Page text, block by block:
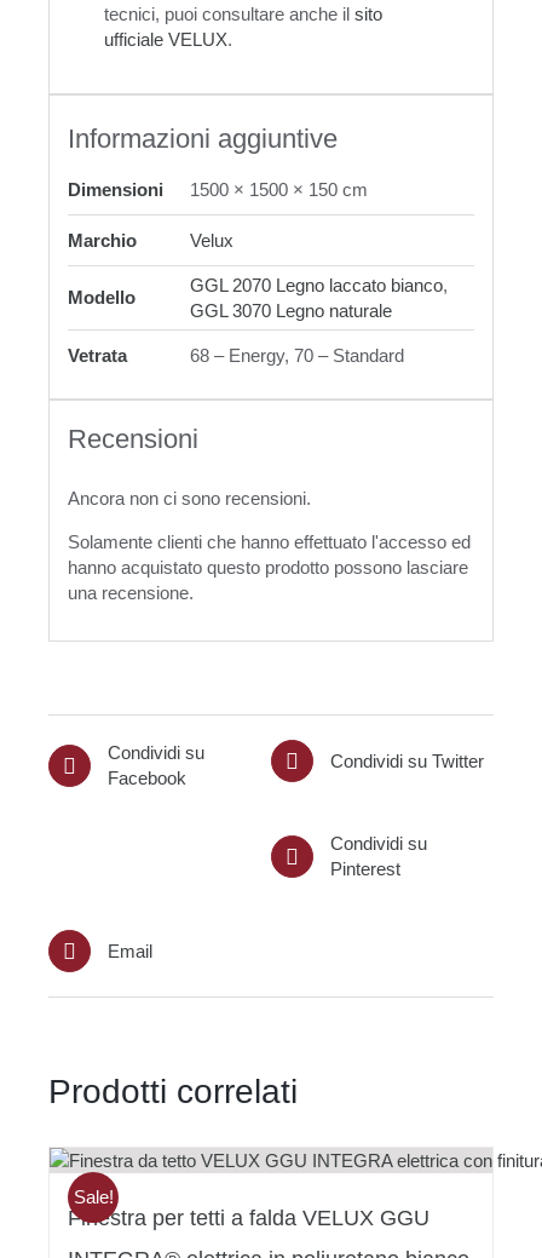
tecnici, puoi consultare anche il sito
ufficiale VELUX.
Informazioni aggiuntive
Dimensioni 1500 × 1500 × 150 cm
Marchio Velux
Modello
GGL 2070 Legno laccato bianco,
GGL 3070 Legno naturale
Vetrata 68 – Energy, 70 – Standard
Recensioni
Ancora non ci sono recensioni.
Solamente clienti che hanno effettuato l'accesso ed
hanno acquistato questo prodotto possono lasciare
una recensione.
Condividi su
Facebook
Condividi su Twitter
Condividi su
Pinterest
Email
Prodotti correlati
Sale!
Finestra per tetti a falda VELUX GGU